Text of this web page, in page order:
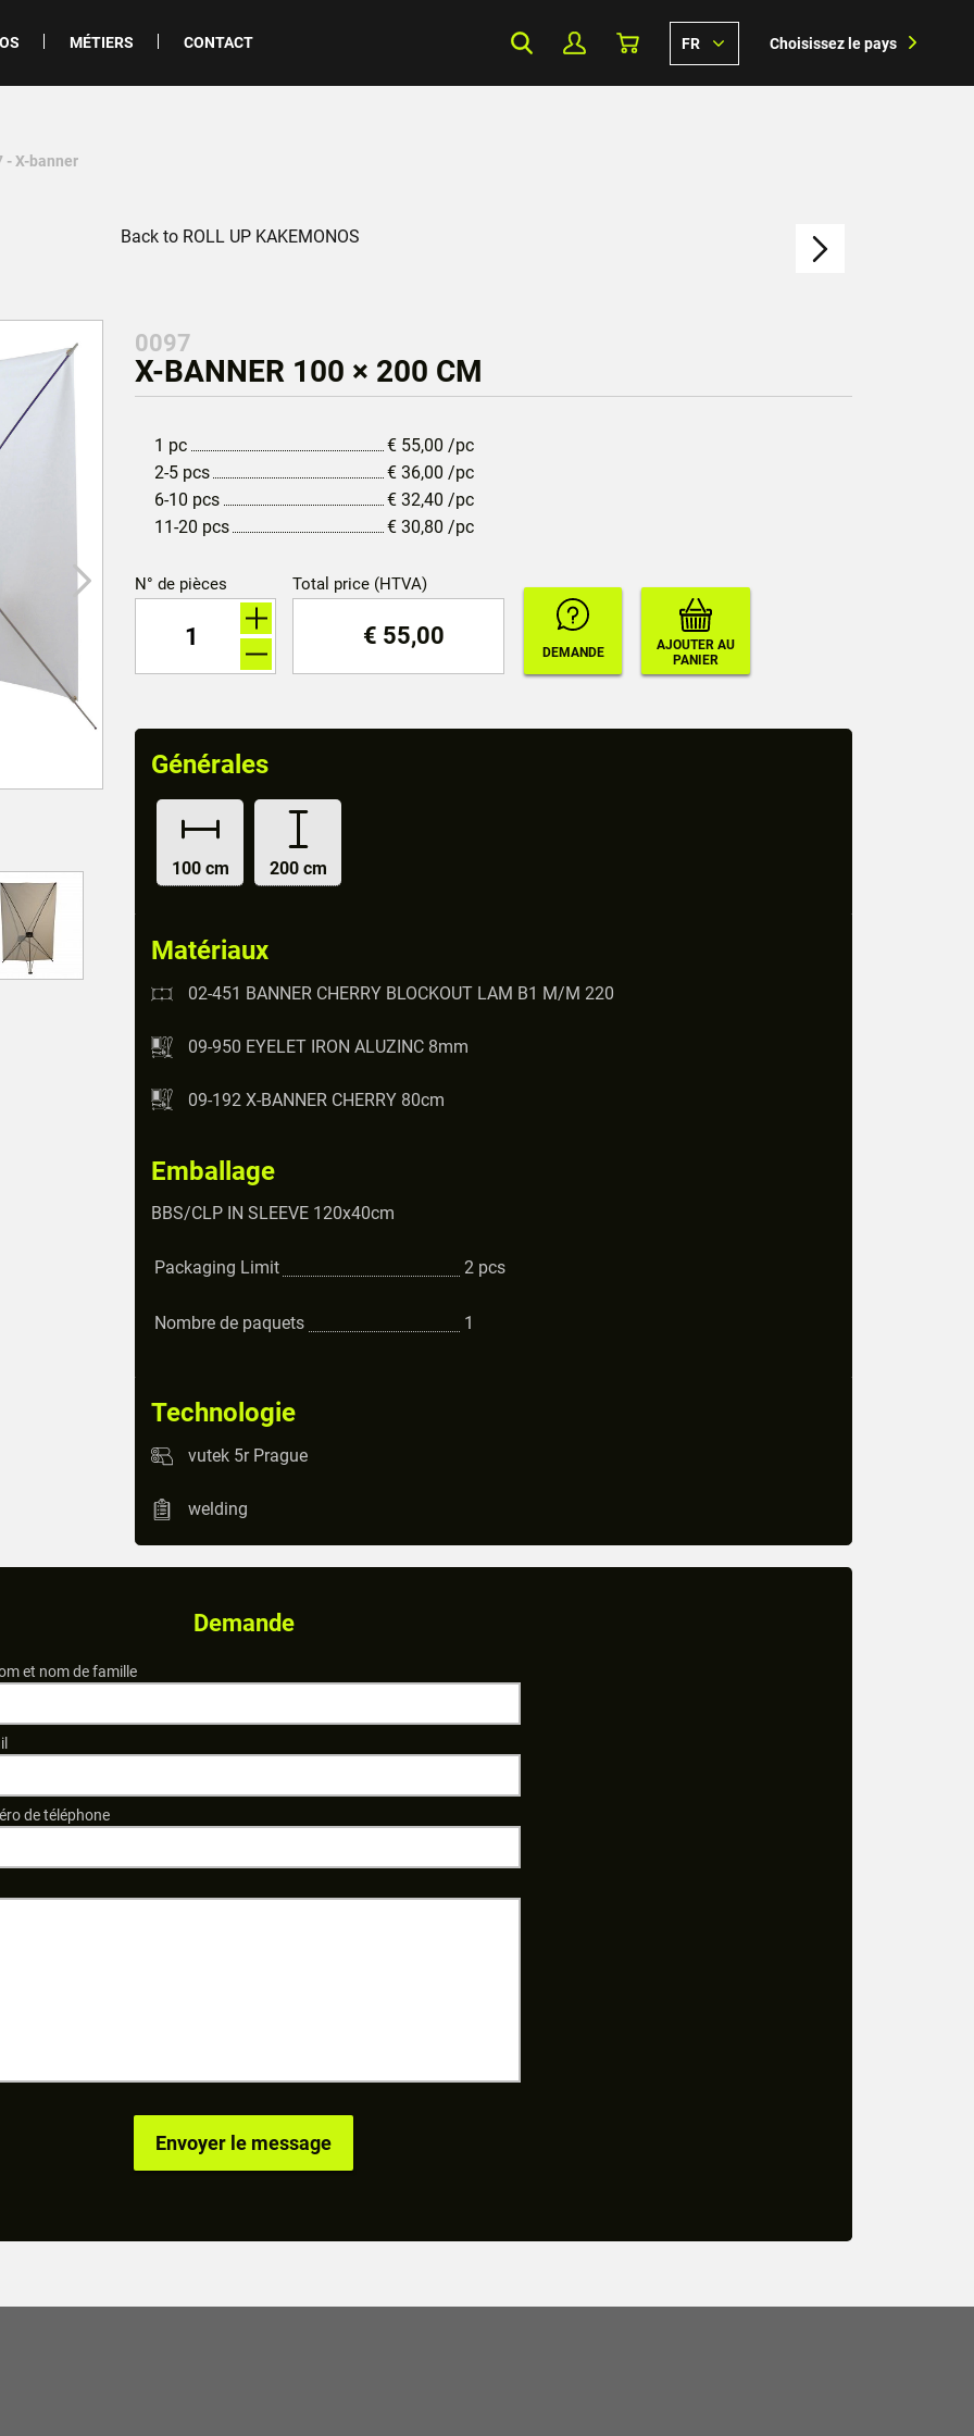
MÉTIERS CONTACT FR Choisissez le pays
- X-banner
Back to ROLL UP KAKEMONOS
0097
X-BANNER 100 × 200 CM
1 pc € 55,00 /pc
2-5 pcs
€ 36,00 /pc
6-10 pcs
€ 32,40 /pc
11-20 pcs
€ 30,80 /pc
N° de pièces Total price (HTVA)
€ 55,00
Générales
100 cm 200 cm
Matériaux
02-451 BANNER CHERRY BLOCKOUT LAM B1 M/M 220
09-950 EYELET IRON ALUZINC 8mm
09-192 X-BANNER CHERRY 80cm
Emballage
BBS/CLP IN SLEEVE 120x40cm
Packaging Limit 2 pcs
Nombre de paquets 1
Technologie
vutek 5r Prague
welding
Demande
et nom de famille
de téléphone